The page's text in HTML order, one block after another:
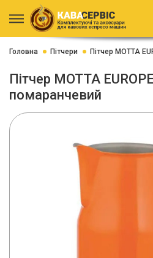
Головна Пітчери Пітчер MOTTA
Пітчер MOTTA
помаранчевий